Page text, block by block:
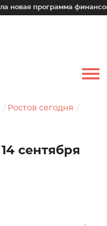
программа финансовой
Ростов сегодня
сентября